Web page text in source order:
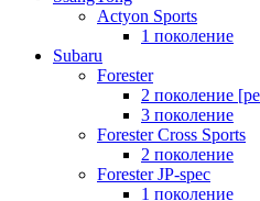
Actyon Sports
1 поколение
Subaru
Forester
2 поколение
3 поколение
Forester Cross Sports
2 поколение
Forester JP-spec
1 поколение